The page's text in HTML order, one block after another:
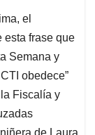
la
haber
por una
que se tomó